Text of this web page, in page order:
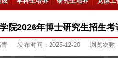
院2026年博士研究生招生
青 发布时间：2025-12-20 浏览次数